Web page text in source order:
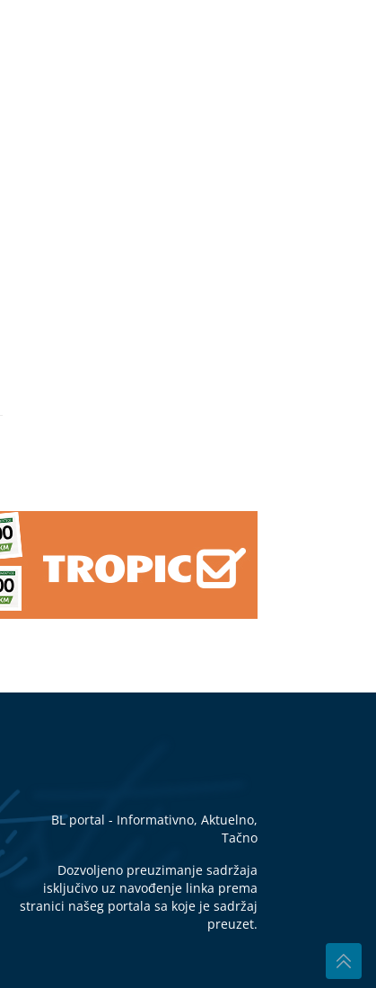
BL portal - Informativno, Aktuelno,
Tačno
Dozvoljeno preuzimanje sadržaja
isključivo uz navođenje linka prema
stranici našeg portala sa koje je sadržaj
preuzet.